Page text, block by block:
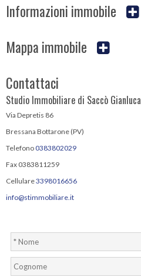
Informazioni immobile
Mappa immobile
Contattaci
Studio Immobiliare di Saccò Gianluca
Via Depretis 86
Bressana Bottarone (PV)
Telefono0383802029
Fax 0383811259
Cellulare3398016656
info@stimmobiliare.it